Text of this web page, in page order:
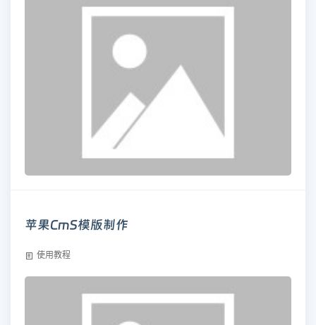
苹果CmS模版制作
使用教程